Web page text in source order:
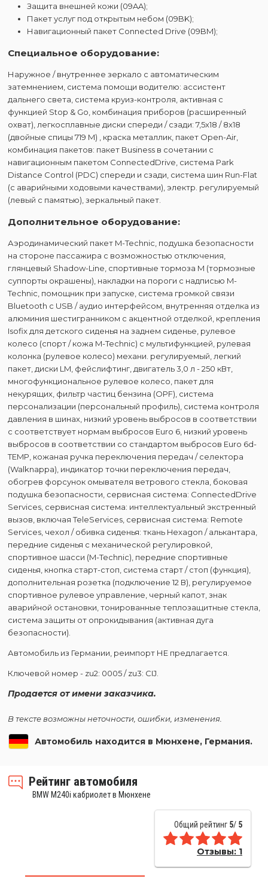
Защита внешней кожи (09AA);
Пакет услуг под открытым небом (09BK);
Навигационный пакет Connected Drive (09BM);
Специальное оборудование:
Наружное / внутреннее зеркало с автоматическим
затемнением, система помощи водителю: ассистент
дальнего света, система круиз-контроля, активная с
функцией Stop & Go, комбинация приборов (расширенный
охват), легкосплавные диски спереди / сзади: 7,5x18 / 8x18
(двойные спицы 719 M) , краска металлик, пакет Open-Air,
комбинация пакетов: пакет Business в сочетании с
навигационным пакетом ConnectedDrive, система Park
Distance Control (PDC) спереди и сзади, система шин Run-Flat
(с аварийными ходовыми качествами), электр. регулируемый
(левый с памятью), зеркальный пакет.
Дополнительное оборудование:
Аэродинамический пакет M-Technic, подушка безопасности
на стороне пассажира с возможностью отключения,
глянцевый Shadow-Line, спортивные тормоза M (тормозные
суппорты окрашены), накладки на пороги с надписью M-
Technic, помощник при запуске, система громкой связи
Bluetooth с USB / аудио интерфейсом, внутренняя отделка из
алюминия шестигранником с акцентной отделкой, крепления
Isofix для детского сиденья на заднем сиденье, рулевое
колесо (спорт / кожа M-Technic) с мультифункцией, рулевая
колонка (рулевое колесо) механи. регулируемый, легкий
пакет, диски LM, фейслифтинг, двигатель 3,0 л - 250 кВт,
многофункциональное рулевое колесо, пакет для
некурящих, фильтр частиц бензина (OPF), система
персонализации (персональный профиль), система контроля
давления в шинах, низкий уровень выбросов в соответствии
с соответствует нормам выбросов Euro 6, низкий уровень
выбросов в соответствии со стандартом выбросов Euro 6d-
TEMP, кожаная ручка переключения передач / селектора
(Walknappa), индикатор точки переключения передач,
обогрев форсунок омывателя ветрового стекла, боковая
подушка безопасности, сервисная система: ConnectedDrive
Services, сервисная система: интеллектуальный экстренный
вызов, включая TeleServices, сервисная система: Remote
Services, чехол / обивка сиденья: ткань Hexagon / алькантара,
передние сиденья с механической регулировкой,
спортивное шасси (M-Technic), передние спортивные
сиденья, кнопка старт-стоп, система старт / стоп (функция),
дополнительная розетка (подключение 12 В), регулируемое
спортивное рулевое управление, черный капот, знак
аварийной остановки, тонированные теплозащитные стекла,
система защиты от опрокидывания (активная дуга
безопасности).
Автомобиль из Германии, реимпорт НЕ предлагается.
Ключевой номер - zu2: 0005 / zu3: CIJ.
Продается от имени заказчика.
В тексте возможны неточности, ошибки, изменения.
Автомобиль находится в Мюнхене, Германия.
Рейтинг автомобиля
BMW M240i кабриолет в Мюнхене
Общий рейтинг 5/ 5
Отзывы: 1